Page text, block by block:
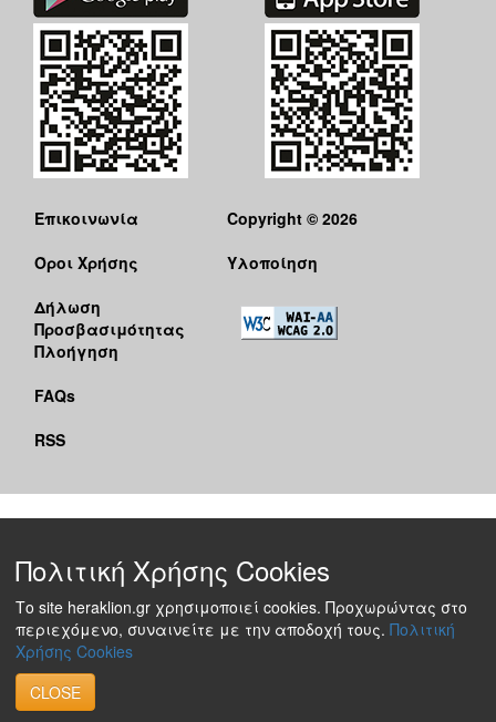
Επικοινωνία
Όροι Χρήσης
Δήλωση
Προσβασιμότητας
Πλοήγηση
FAQs
RSS
Copyright © 2026
Υλοποίηση
Πολιτική Χρήσης Cookies
Το site heraklion.gr χρησιμοποιεί cookies. Προχωρώντας στο
περιεχόμενο, συναινείτε με την αποδοχή τους. Πολιτική
Χρήσης Cookies
CLOSE